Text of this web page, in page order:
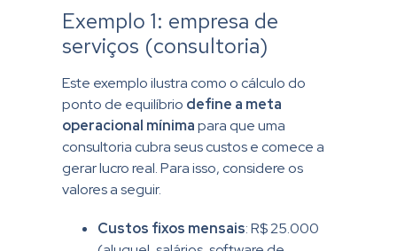
Exemplo 1: empresa de
serviços (consultoria)
Este exemplo ilustra como o cálculo do
ponto de equilíbrio define a meta
operacional mínimapara que uma
consultoria cubra seus custos e comece a
gerar lucro real. Para isso, considere os
valores a seguir.
Custos fixos mensais:R$ 25.000